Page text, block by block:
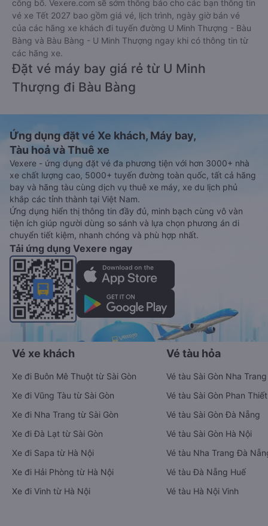
công bố. Vexere.com sẽ sớm thông báo cho các bạn thông tin
vé xe Tết 2027 bao gồm giá vé, lịch trình, ngày giờ bán vé
của các hãng xe khách đi tuyến đường U Minh Thượng - Bàu
Bàng và Bàu Bàng - U Minh Thượng ngay khi có thông tin từ
các hãng xe.
Đặt vé máy bay giá rẻ từ U Minh
Thượng đi Bàu Bàng
Ứng dụng đặt vé Xe khách, Máy bay,
Tàu hoả và Thuê xe
Vexere - ứng dụng đặt vé đa phương tiện với hơn 3000+ nhà
xe chất lượng cao, 5000+ tuyến đường toàn quốc, tất cả hãng
bay và hãng tàu cùng dịch vụ thuê xe máy, xe du lịch phủ
khắp các tỉnh thành tại Việt Nam.
Ứng dụng hiển thị thông tin đầy đủ, minh bạch cùng vô vàn
tiện ích giúp người dùng so sánh và lựa chọn phương án di
chuyển tiết kiệm, nhanh chóng và phù hợp nhất.
Tải ứng dụng Vexere ngay
Vé xe khách
Xe đi Buôn Mê Thuột từ Sài Gòn
Xe đi Vũng Tàu từ Sài Gòn
Xe đi Nha Trang từ Sài Gòn
Xe đi Đà Lạt từ Sài Gòn
Xe đi Sapa từ Hà Nội
Xe đi Hải Phòng từ Hà Nội
Xe đi Vinh từ Hà Nội
Vé tàu hỏa
Vé tàu Sài Gòn Nha Trang
Vé tàu Sài Gòn Phan Thiết
Vé tàu Sài Gòn Đà Nẵng
Vé tàu Sài Gòn Hà Nội
Vé tàu Nha Trang Đà
Vé tàu Đà Nẵng Huế
Vé tàu Hà Nội Vinh